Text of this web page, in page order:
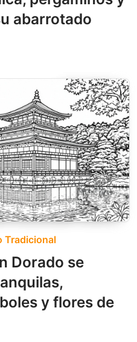
abarrotado
Tradicional
Dorado se
y flores de